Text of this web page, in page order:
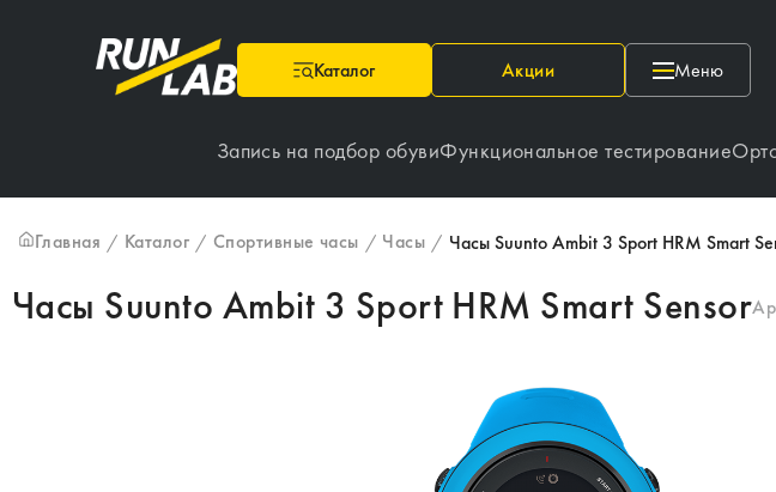
Каталог Акции Меню
Запись на подбор обувиФункциональное тестирование
Главная / Каталог / Спортивные часы / Часы / Часы Suunto Ambit 3 Sport HRM Smart
Часы Suunto Ambit 3 Sport HRM Smart Sensor